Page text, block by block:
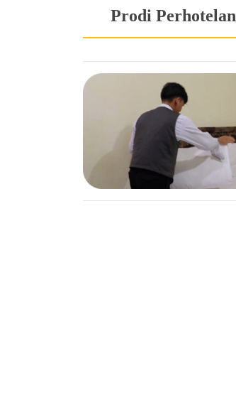
Prodi Perhotelan